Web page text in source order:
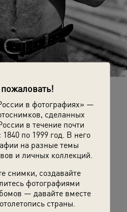
в фотографиях» —
сделанных
в течение почти
по 1999 год. В него
на разные темы
и личных коллекций.
снимки, создавайте
фотографиями
— давайте вместе
страны.
russiainphoto.ru
Мухаметзянова